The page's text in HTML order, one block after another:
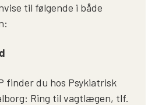
til følgende i både
finder du hos Psykiatrisk
Ring til vagtlægen, tlf.